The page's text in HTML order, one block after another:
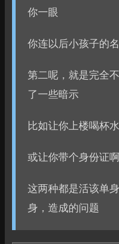
你一眼
你连以后小孩子的
第二呢，就是完全
了一些暗示
比如让你上楼喝杯
或让你带个身份证
这两种都是活该单
身，造成的问题